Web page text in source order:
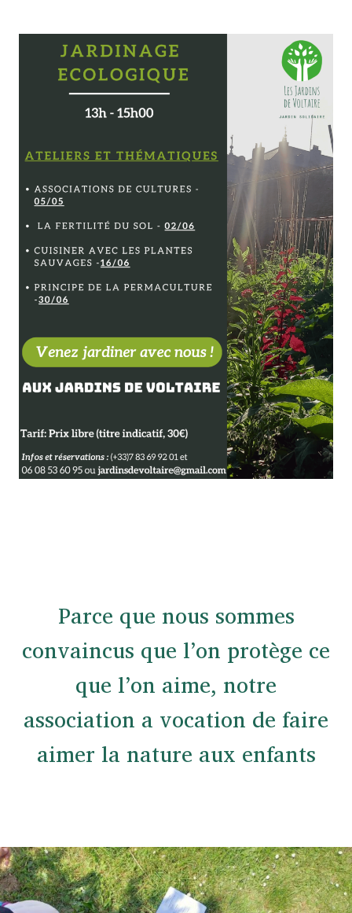
Parce que nous sommes
convaincus que l’on protège ce
que l’on aime, notre
association a vocation de faire
aimer la nature aux enfants